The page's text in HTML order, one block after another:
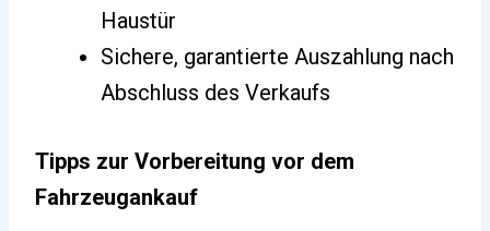
Haustür
Sichere, garantierte Auszahlung nach
Abschluss des Verkaufs
Tipps zur Vorbereitung vor dem
Fahrzeugankauf